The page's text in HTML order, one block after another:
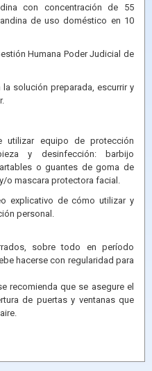
con concentración de 55
de uso doméstico en 10
Humana Poder Judicial de
solución preparada, escurrir y
equipo de protección
y desinfección: barbijo
o guantes de goma de
mascara protectora facial.
explicativo de cómo utilizar y
personal.
sobre todo en período
hacerse con regularidad para
recomienda que se asegure el
de puertas y ventanas que